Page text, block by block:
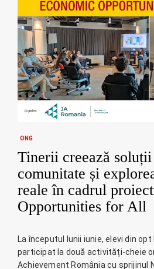
ONG
Tinerii creează
comunitate și
reale în cadrul
Opportunities for All
La începutul lunii iunie, elevi din
participat la două activități-cheie
Achievement România cu sprijinul